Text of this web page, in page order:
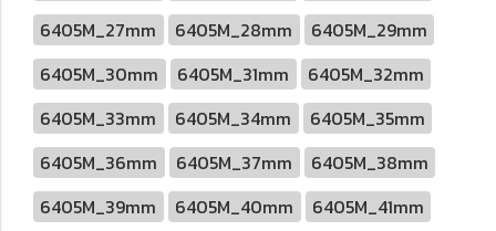
6405M_27mm
6405M_28mm
6405M_29mm
6405M_30mm
6405M_31mm
6405M_32mm
6405M_33mm
6405M_34mm
6405M_35mm
6405M_36mm
6405M_37mm
6405M_38mm
6405M_39mm
6405M_40mm 6405M_41mm